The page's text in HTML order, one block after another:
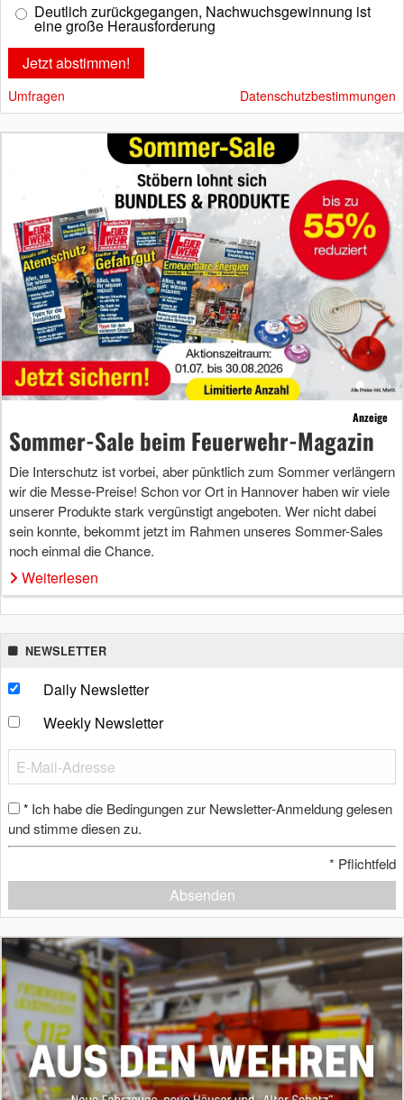
Deutlich zurückgegangen, Nachwuchsgewinnung ist
eine große Herausforderung
Umfragen Datenschutzbestimmungen
Anzeige
Sommer-Sale beim Feuerwehr-Magazin
Die Interschutz ist vorbei, aber pünktlich zum Sommer verlängern
wir die Messe-Preise! Schon vor Ort in Hannover haben wir viele
unserer Produkte stark vergünstigt angeboten. Wer nicht dabei
sein konnte, bekommt jetzt im Rahmen unseres Sommer-Sales
noch einmal die Chance.
Weiterlesen
NEWSLETTER
Daily Newsletter
Weekly Newsletter
* Ich habe die Bedingungen zur Newsletter-Anmeldung gelesen
und stimme diesen zu.
* Pflichtfeld
Absenden